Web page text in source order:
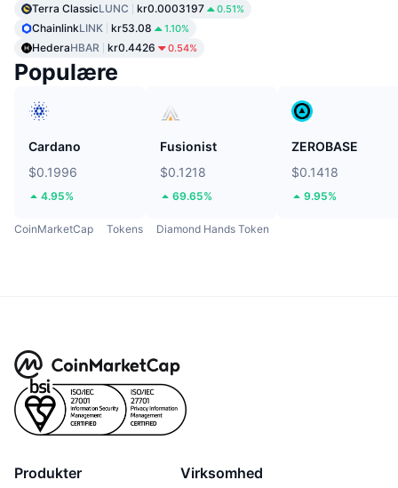
Terra ClassicLUNC kr0.0003197 0.51%
ChainlinkLINK kr53.08 1.10%
HederaHBAR kr0.4426 0.54%
Populære
Cardano
$0.1996
4.95%
Fusionist
$0.1218
69.65%
ZEROBASE
$0.1418
9.95%
CoinMarketCap Tokens Diamond Hands Token
Produkter Virksomhed